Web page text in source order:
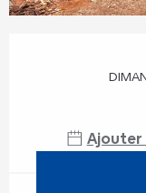
Ajouter